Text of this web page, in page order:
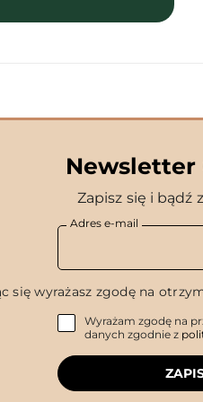
Newsletter
Zapisz się i bądź
Adres e-mail
się wyrażasz zgodę na
Wyrażam zgodę na
danych zgodnie z